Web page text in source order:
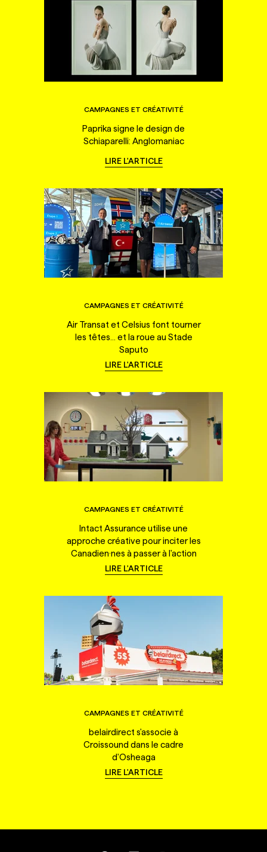
CAMPAGNES ET CRÉATIVITÉ
Paprika signe le design de
Schiaparelli: Anglomaniac
LIRE L'ARTICLE
CAMPAGNES ET CRÉATIVITÉ
Air Transat et Celsius font tourner
les têtes... et la roue au Stade
Saputo
LIRE L'ARTICLE
CAMPAGNES ET CRÉATIVITÉ
Intact Assurance utilise une
approche créative pour inciter les
Canadien·nes à passer à l'action
LIRE L'ARTICLE
CAMPAGNES ET CRÉATIVITÉ
belairdirect s'associe à
Croissound dans le cadre
d'Osheaga
LIRE L'ARTICLE